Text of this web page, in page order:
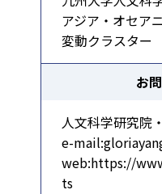
アジア・オセア
変動クラスター
お
人文科学研究院
e-
web:https://
ts